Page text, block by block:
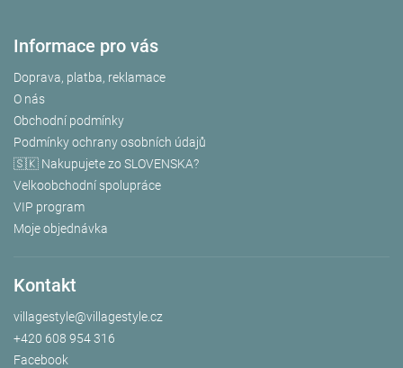
Informace pro vás
Doprava, platba, reklamace
O nás
Obchodní podmínky
Podmínky ochrany osobních údajů
🇸🇰 Nakupujete zo SLOVENSKA?
Velkoobchodní spolupráce
VIP program
Moje objednávka
Kontakt
villagestyle@villagestyle.cz
+420 608 954 316
Facebook